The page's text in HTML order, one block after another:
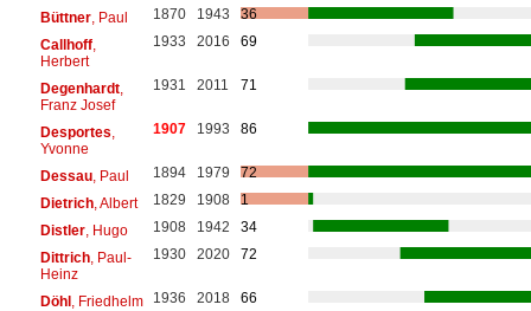
Büttner, Paul 1870 1943
36
Callhoff,
Herbert
1933 2016 69
Degenhardt,
Franz Josef
1931 2011 71
Desportes
Yvonne
1907 1993 86
Dessau, Paul 1894 1979
72
Dietrich, Albert 1829 1908
1
Distler, Hugo 1908 1942
34
Dittrich, Paul-
Heinz
1930 2020 72
Döhl, Friedhelm 1936 2018
66